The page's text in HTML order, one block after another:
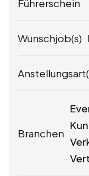
Führerschein
Wunschjob(s)
Branchen